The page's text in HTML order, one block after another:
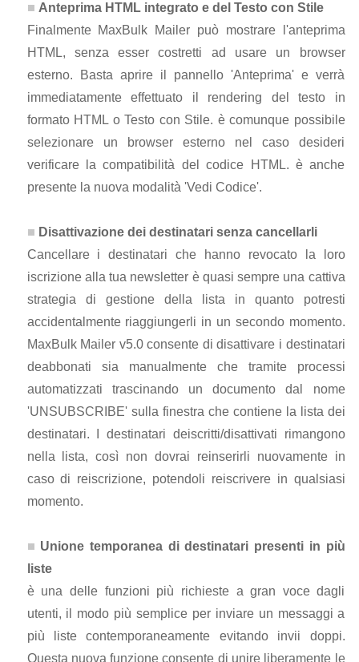
Anteprima HTML integrato e del Testo con Stile
Finalmente MaxBulk Mailer può mostrare l'anteprima
HTML, senza esser costretti ad usare un browser
esterno. Basta aprire il pannello 'Anteprima' e verrà
immediatamente effettuato il rendering del testo in
formato HTML o Testo con Stile. è comunque possibile
selezionare un browser esterno nel caso desideri
verificare la compatibilità del codice HTML. è anche
presente la nuova modalità 'Vedi Codice'.
Disattivazione dei destinatari senza cancellarli
Cancellare i destinatari che hanno revocato la loro
iscrizione alla tua newsletter è quasi sempre una cattiva
strategia di gestione della lista in quanto potresti
accidentalmente riaggiungerli in un secondo momento.
MaxBulk Mailer v5.0 consente di disattivare i destinatari
deabbonati sia manualmente che tramite processi
automatizzati trascinando un documento dal nome
'UNSUBSCRIBE' sulla finestra che contiene la lista dei
destinatari. I destinatari deiscritti/disattivati rimangono
nella lista, così non dovrai reinserirli nuovamente in
caso di reiscrizione, potendoli reiscrivere in qualsiasi
momento.
Unione temporanea di destinatari presenti in più
liste
è una delle funzioni più richieste a gran voce dagli
utenti, il modo più semplice per inviare un messaggi a
più liste contemporaneamente evitando invii doppi.
Questa nuova funzione consente di unire liberamente le